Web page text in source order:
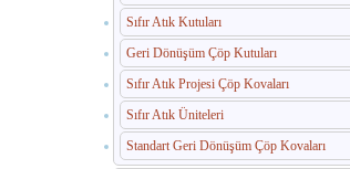
Sıfır Atık Kutuları
Geri Dönüşüm Çöp Kutuları
Sıfır Atık Projesi Çöp Kovaları
Sıfır Atık Üniteleri
Standart Geri Dönüşüm Çöp Kovaları